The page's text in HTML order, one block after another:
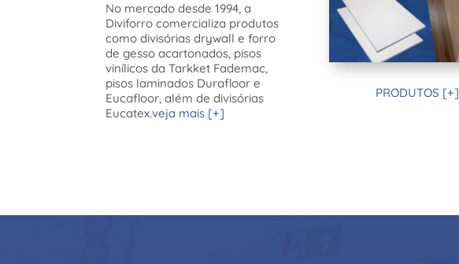
No mercado desde 1994, a
Diviforro comercializa produtos
como divisórias drywall e forro
de gesso acartonados, pisos
vinílicos da Tarkket Fademac,
pisos laminados Durafloor e
Eucafloor, além de divisórias
Eucatex.veja mais [+]
PRODUTOS [+]